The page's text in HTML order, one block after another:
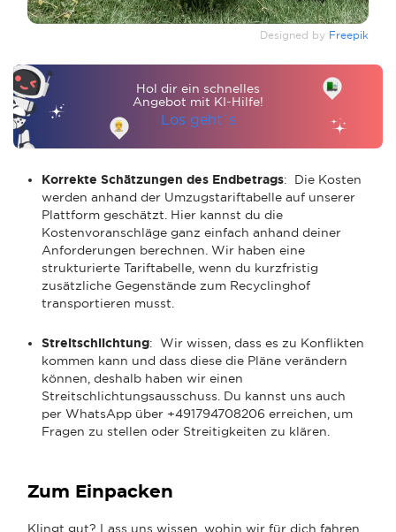
Designed by Freepik
Hol dir ein schnelles
Angebot mit KI-Hilfe!
Los geht´s
Korrekte Schätzungen des Endbetrags: Die Kosten
werden anhand der Umzugstariftabelle auf unserer
Plattform geschätzt. Hier kannst du die
Kostenvoranschläge ganz einfach anhand deiner
Anforderungen berechnen. Wir haben eine
strukturierte Tariftabelle, wenn du kurzfristig
zusätzliche Gegenstände zum Recyclinghof
transportieren musst.
Streitschlichtung: Wir wissen, dass es zu Konflikten
kommen kann und dass diese die Pläne verändern
können, deshalb haben wir einen
Streitschlichtungsausschuss. Du kannst uns auch
per WhatsApp über +491794708206 erreichen, um
Fragen zu stellen oder Streitigkeiten zu klären.
Zum Einpacken
Klingt gut? Lass uns wissen, wohin wir für dich fahren